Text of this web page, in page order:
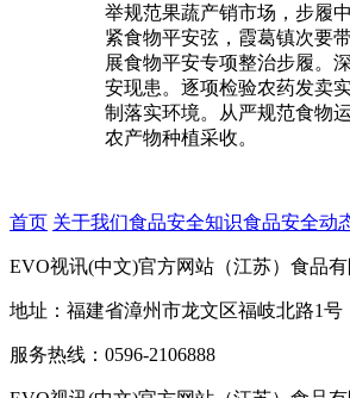
举规范果蔬产销市场，步履
紧食物平安弦，霞葛镇次要
展食物平安专项整治步履。
安现患。逐项检验农药发卖
制落实环境。从严规范食物
农产物种植采收。
首页 关于我们食品安全知识食品安全动
EVO视讯(中文)官方网站（江苏）食品有
地址：福建省漳州市龙文区福岐北路1号
服务热线：0596-2106888